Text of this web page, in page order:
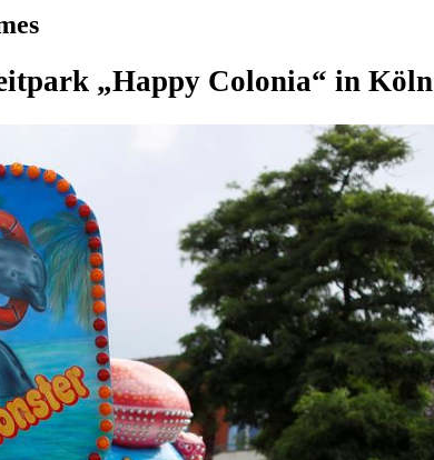
„Happy Colonia“ in Köln